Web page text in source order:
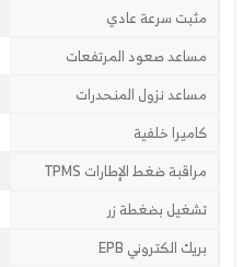
مثبت سرعة عادي
مساعد صعود المرتفعات
مساعد نزول المنحدرات
كاميرا خلفية
مراقبة ضغط الإطارات TPMS
تشغيل بضغطة زر
بريك الكتروني EPB